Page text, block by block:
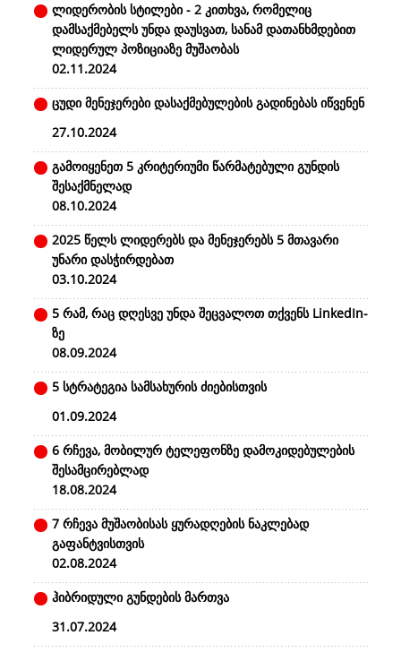
ლიდერობის სტილები - 2 კითხვა, რომელიც
დამსაქმებელს უნდა დაუსვათ, სანამ დათანხმდებით
ლიდერულ პოზიციაზე მუშაობას
02.11.2024
ცუდი მენეჯერები დასაქმებულების გადინებას იწვენენ
27.10.2024
გამოიყენეთ 5 კრიტერიუმი წარმატებული გუნდის
შესაქმნელად
08.10.2024
2025 წელს ლიდერებს და მენეჯერებს 5 მთავარი
უნარი დასჭირდებათ
03.10.2024
5 რამ, რაც დღესვე უნდა შეცვალოთ თქვენს LinkedIn-
ზე
08.09.2024
5 სტრატეგია სამსახურის ძიებისთვის
01.09.2024
6 რჩევა, მობილურ ტელეფონზე დამოკიდებულების
შესამცირებლად
18.08.2024
7 რჩევა მუშაობისას ყურადღების ნაკლებად
გაფანტვისთვის
02.08.2024
ჰიბრიდული გუნდების მართვა
31.07.2024